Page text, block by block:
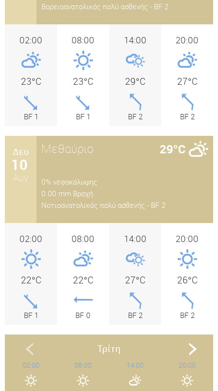
Βορειοανατολικός πολύ ασθενής - BF 2
02:00
23°C
BF 1
08:00
23°C
BF 1
14:00
29°C
BF 2
20:00
27°C
BF 2
Δευ
10
Αυγ
Μεθαύριο 29°C
0% νεφοκάλυψης
0.00 mm Βροχή
Nοτιοανατολικός πολύ ασθενής - BF 2
02:00
22°C
BF 1
08:00
22°C
BF 0
14:00
27°C
BF 2
20:00
26°C
BF 2
Τρίτη
02:00 08:00 14:00 20:00